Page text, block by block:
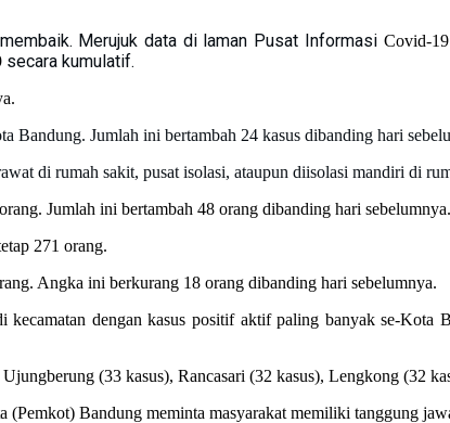
Merujuk data di laman Pusat Informasi Covid-
secara kumulatif.
Bandung. Jumlah ini bertambah 24 kasus dibanding hari
di rumah sakit, pusat isolasi, ataupun diisolasi mandiri di
Jumlah ini bertambah 48 orang dibanding hari sebelumnya.
271 orang.
Angka ini berkurang 18 orang dibanding hari sebelumnya.
kecamatan dengan kasus positif aktif paling banyak se-
(33 kasus), Rancasari (32 kasus), Lengkong (32
Bandung meminta masyarakat memiliki tanggung